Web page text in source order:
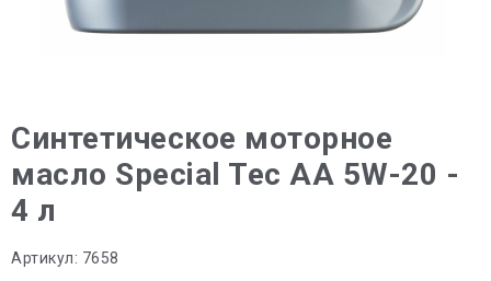
Синтетическое моторное
масло Special Tec AA 5W-20 -
4 л
Артикул: 7658